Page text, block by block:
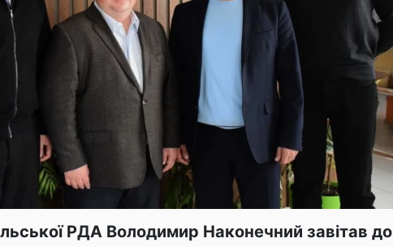
РДА Володимир Наконечний завітав до